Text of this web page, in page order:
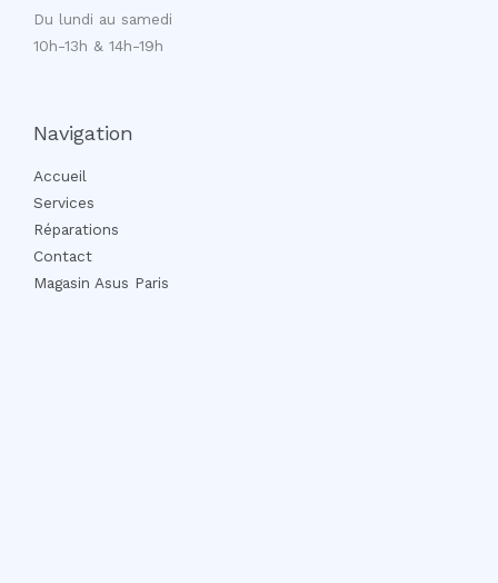
Du lundi au samedi
10h-13h & 14h-19h
Navigation
Accueil
Services
Réparations
Contact
Magasin Asus Paris